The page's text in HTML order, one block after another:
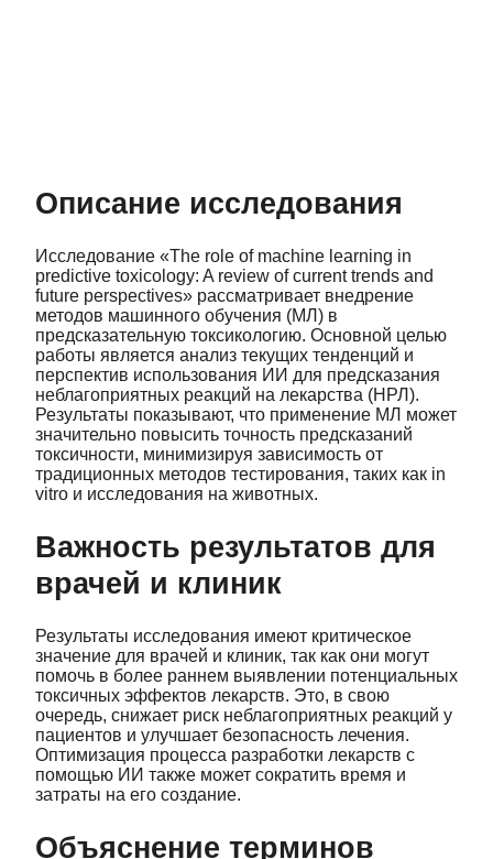
Описание исследования
Исследование «The role of machine learning in
predictive toxicology: A review of current trends and
future perspectives» рассматривает внедрение
методов машинного обучения (МЛ) в
предсказательную токсикологию. Основной целью
работы является анализ текущих тенденций и
перспектив использования ИИ для предсказания
неблагоприятных реакций на лекарства (НРЛ).
Результаты показывают, что применение МЛ может
значительно повысить точность предсказаний
токсичности, минимизируя зависимость от
традиционных методов тестирования, таких как in
vitro и исследования на животных.
Важность результатов для
врачей и клиник
Результаты исследования имеют критическое
значение для врачей и клиник, так как они могут
помочь в более раннем выявлении потенциальных
токсичных эффектов лекарств. Это, в свою
очередь, снижает риск неблагоприятных реакций у
пациентов и улучшает безопасность лечения.
Оптимизация процесса разработки лекарств с
помощью ИИ также может сократить время и
затраты на его создание.
Объяснение терминов